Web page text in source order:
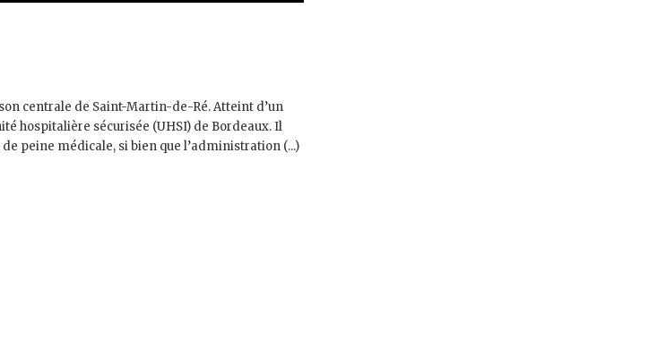
centrale de Saint-Martin-de-Ré. Atteint d’un
hospitalière sécurisée (UHSI) de Bordeaux. Il
peine médicale, si bien que l’administration (...)